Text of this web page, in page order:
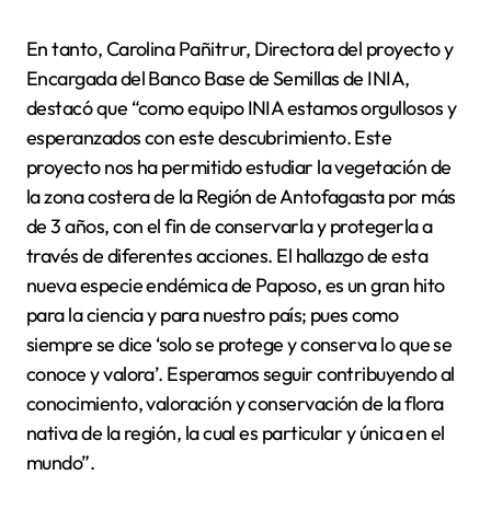
En tanto, Carolina Pañitrur, Directora del proyecto y
Encargada del Banco Base de Semillas de INIA,
destacó que “como equipo INIA estamos orgullosos y
esperanzados con este descubrimiento. Este
proyecto nos ha permitido estudiar la vegetación de
la zona costera de la Región de Antofagasta por más
de 3 años, con el fin de conservarla y protegerla a
través de diferentes acciones. El hallazgo de esta
nueva especie endémica de Paposo, es un gran hito
para la ciencia y para nuestro país; pues como
siempre se dice ‘solo se protege y conserva lo que se
conoce y valora’. Esperamos seguir contribuyendo al
conocimiento, valoración y conservación de la flora
nativa de la región, la cual es particular y única en el
mundo”.